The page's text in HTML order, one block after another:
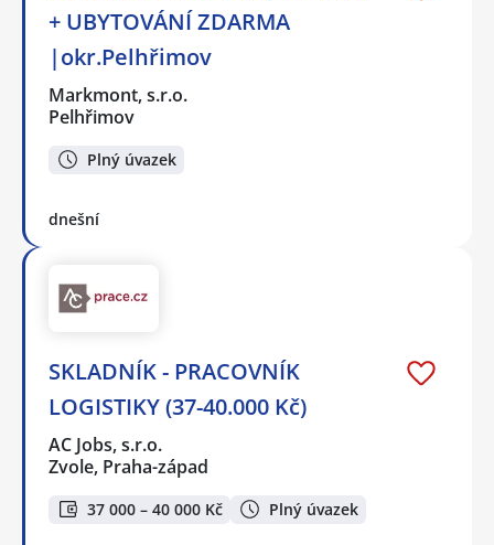
+ UBYTOVÁNÍ ZDARMA
|okr.Pelhřimov
Markmont, s.r.o.
Pelhřimov
Plný úvazek
dnešní
SKLADNÍK - PRACOVNÍK
LOGISTIKY (37-40.000 Kč)
AC Jobs, s.r.o.
Zvole, Praha-západ
37 000 – 40 000 Kč Plný úvazek